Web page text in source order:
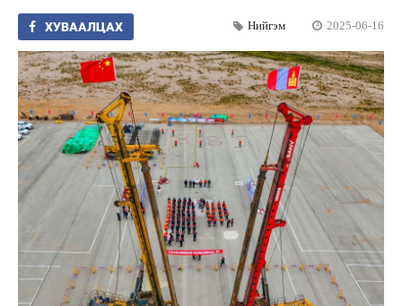
ХУВААЛЦАХ Нийгэм 2025-06-16